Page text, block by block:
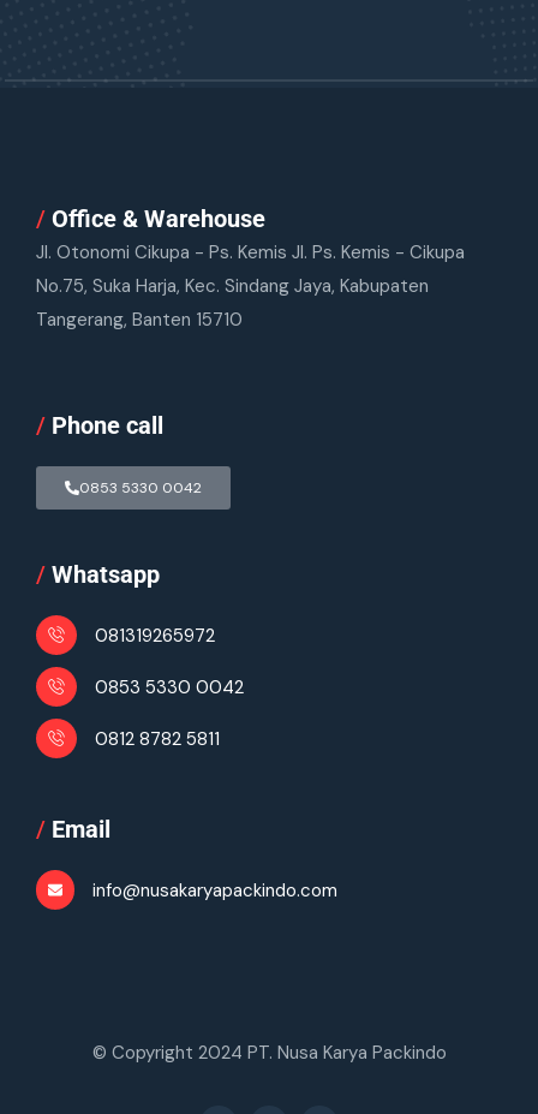
/ Office & Warehouse
Jl. Otonomi Cikupa - Ps. Kemis Jl. Ps. Kemis - Cikupa
No.75, Suka Harja, Kec. Sindang Jaya, Kabupaten
Tangerang, Banten 15710
/ Phone call
0853 5330 0042
/ Whatsapp
081319265972
0853 5330 0042
0812 8782 5811
/ Email
info@nusakaryapackindo.com
© Copyright 2024 PT. Nusa Karya Packindo